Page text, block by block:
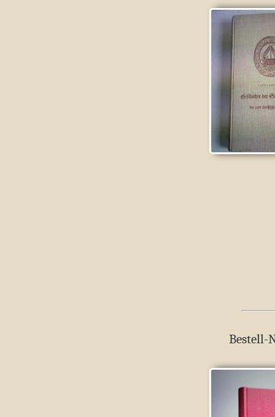
Bestell-